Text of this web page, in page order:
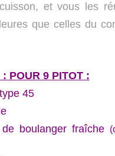
et vous les
que celles du
POUR 9 PITOT :
45
boulanger fraîche